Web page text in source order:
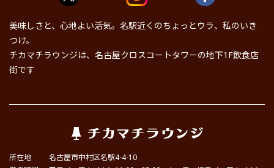
美味しさと、心地よい活気。名駅近くのちょっとウラ、私のいき
つけ。
チカマチラウンジは、名古屋クロスコートタワーの地下1F飲食店
街です
所在地
名古屋市中村区名駅4-4-10